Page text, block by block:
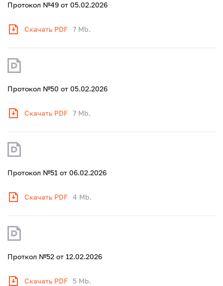
Протокол №49 от 05.02.2026
Скачать PDF 7 Mb.
Протокол №50 от 05.02.2026
Скачать PDF 7 Mb.
Протокол №51 от 06.02.2026
Скачать PDF 4 Mb.
Проткол №52 от 12.02.2026
Скачать PDF 5 Mb.